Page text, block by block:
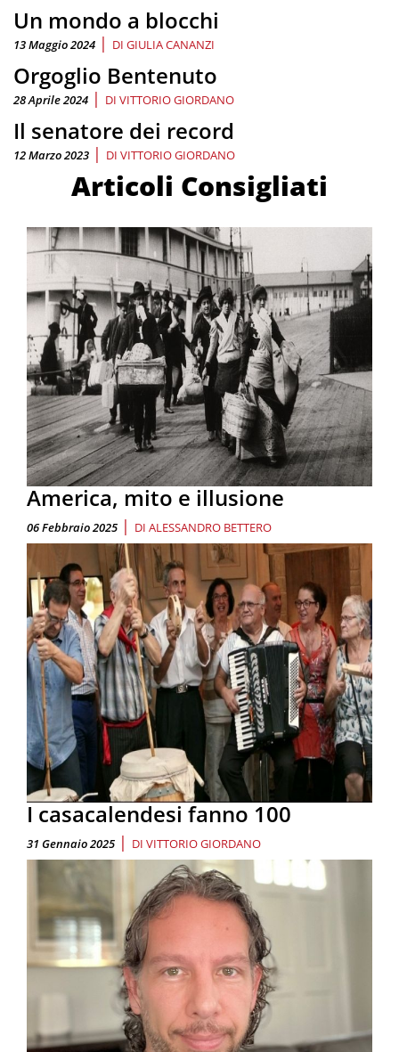
Un mondo a blocchi
13 Maggio 2024 | DI GIULIA CANANZI
Orgoglio Bentenuto
28 Aprile 2024 | DI VITTORIO GIORDANO
Il senatore dei record
12 Marzo 2023 | DI VITTORIO GIORDANO
Articoli Consigliati
America, mito e illusione
06 Febbraio 2025 | DI ALESSANDRO BETTERO
I casacalendesi fanno 100
31 Gennaio 2025 | DI VITTORIO GIORDANO